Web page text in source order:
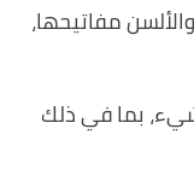
مفاتيحها،
بما في ذلك